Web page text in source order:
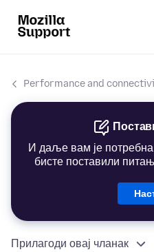
Performance and
И даље вам је
бисте поставили
Прилагоди овај чланак